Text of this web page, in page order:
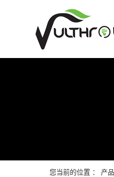
您当前的位置 ： 产